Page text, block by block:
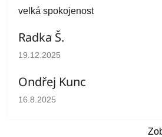
velká spokojenost
Radka Š.
Hodnocení obchodu je 5 z 5
19.12.2025
Ondřej Kunc
Hodnocení obchodu je 5 z 5
16.8.2025